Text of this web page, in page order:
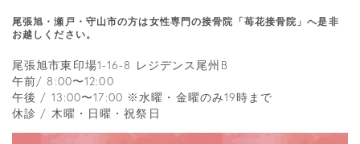
尾張旭・瀬戸・守山市の方は女性専門の接骨院「苺花接骨院」へ是非
お越しください。
尾張旭市東印場1-16-8 レジデンス尾州B
午前/ 8:00〜12:00
午後 / 13:00〜17:00 ※水曜・金曜のみ19時まで
休診 / 木曜・日曜・祝祭日